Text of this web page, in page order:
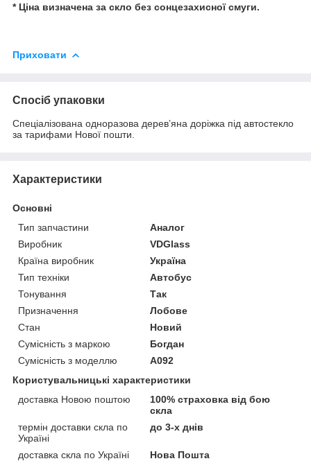
* Ціна визначена за скло без сонцезахисної смуги.
Приховати
Спосіб упаковки
Спеціалізована одноразова дерев’яна доріжка під автостекло
за тарифами Нової пошти.
Характеристики
Основні
Тип запчастини
Аналог
Виробник
VDGlass
Країна виробник
Україна
Тип техніки
Автобус
Тонування
Так
Призначення
Лобове
Стан
Новий
Сумісність з маркою
Богдан
Сумісність з моделлю
А092
Користувальницькі характеристики
доставка Новою поштою
100% страховка від бою
скла
термін доставки скла по
Україні
до 3-х днів
доставка скла по Україні
Нова Пошта